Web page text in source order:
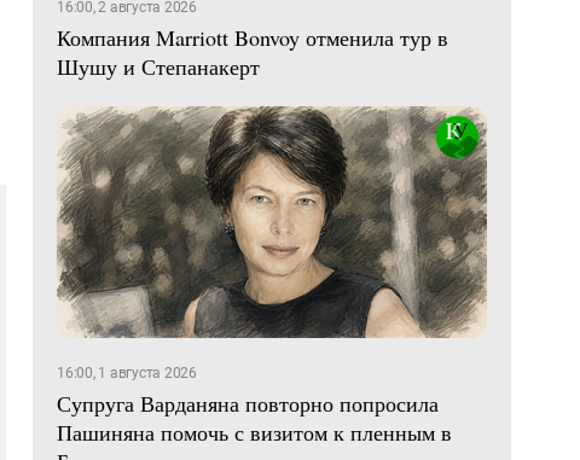
16:00, 2 августа 2026
Компания Marriott Bonvoy отменила тур в
Шушу и Степанакерт
16:00, 1 августа 2026
Супруга Варданяна повторно попросила
Пашиняна помочь с визитом к пленным в